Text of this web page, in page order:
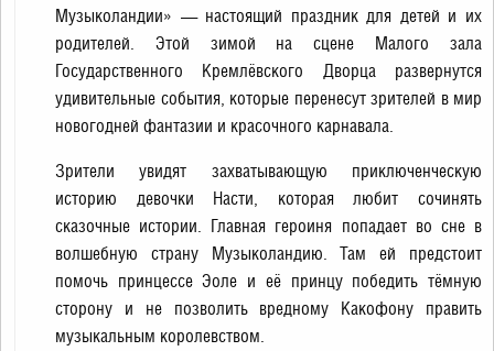
Музыколандии» — настоящий праздник для детей и их
родителей. Этой зимой на сцене Малого зала
Государственного Кремлёвского Дворца развернутся
удивительные события, которые перенесут зрителей в мир
новогодней фантазии и красочного карнавала.
Зрители увидят захватывающую приключенческую
историю девочки Насти, которая любит сочинять
сказочные истории. Главная героиня попадает во сне в
волшебную страну Музыколандию. Там ей предстоит
помочь принцессе Эоле и её принцу победить тёмную
сторону и не позволить вредному Какофону править
музыкальным королевством.